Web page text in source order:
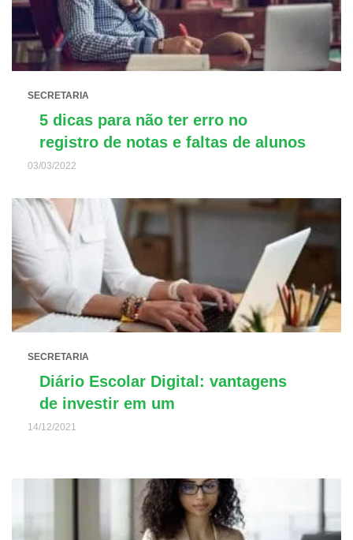
SECRETARIA
5 dicas para não ter erro no
registro de notas e faltas de alunos
03/03/2022
SECRETARIA
Diário Escolar Digital: vantagens
de investir em um
14/12/2021